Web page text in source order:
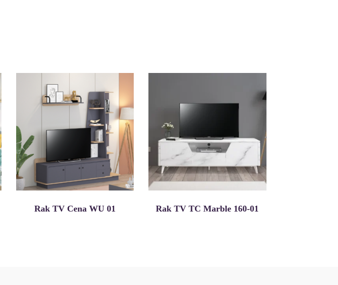
Rak TV Cena WU 01 Rak TV TC Marble 160-01